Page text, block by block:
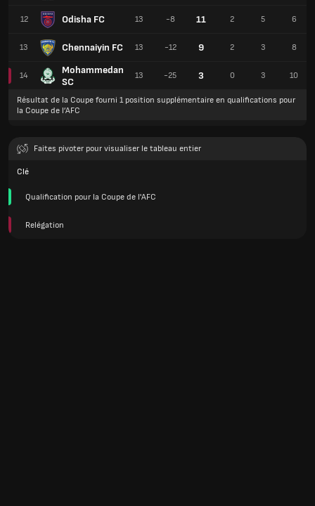
12 Odisha FC
13 Chennaiyin FC
14
Mohammedan
SC
13 -8 11 2 5 6
13 -12 9 2 3 8
13 -25 3 0 3 10
Résultat de la Coupe fourni 1 position supplémentaire en qualifications pour
la Coupe de l’AFC
Faites pivoter pour visualiser le tableau entier
Clé
Qualification pour la Coupe de l'AFC
Relégation